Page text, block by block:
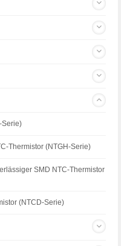
Serie)
Thermistor (NTGH-Serie)
SMD NTC-Thermistor
(NTCD-Serie)